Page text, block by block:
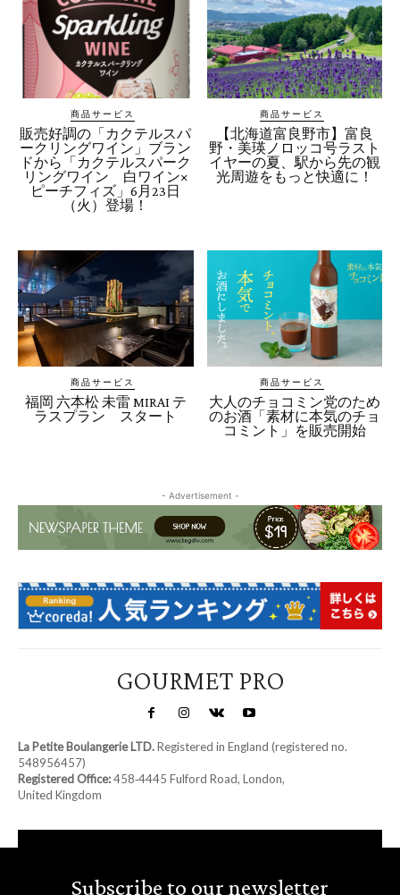
商品サービス
販売好調の「カクテルスパ
ークリングワイン」ブラン
ドから「カクテルスパーク
リングワイン 白ワイン×
ピーチフィズ」6月23日
（火）登場！
商品サービス
【北海道富良野市】富良
野・美瑛ノロッコ号ラスト
イヤーの夏、駅から先の観
光周遊をもっと快適に！
商品サービス
福岡 六本松 未雷 MIRAI テ
ラスプラン スタート
商品サービス
大人のチョコミン党のため
のお酒「素材に本気のチョ
コミント」を販売開始
- Advertisement -
GOURMET PRO
La Petite Boulangerie LTD.Registered in England (registered no.
548956457)
Registered Office:458‑4445 Fulford Road, London,
United Kingdom
Subscribe to our newsletter